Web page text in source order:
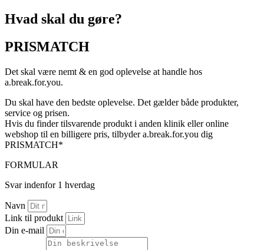
Hvad skal du gøre?
PRISMATCH
Det skal være nemt & en god oplevelse at handle hos
a.break.for.you.
Du skal have den bedste oplevelse. Det gælder både produkter,
service og prisen.
Hvis du finder tilsvarende produkt i anden klinik eller online
webshop til en billigere pris, tilbyder a.break.for.you dig
PRISMATCH*
FORMULAR
Svar indenfor 1 hverdag
Navn
Link til produkt
Din e-mail